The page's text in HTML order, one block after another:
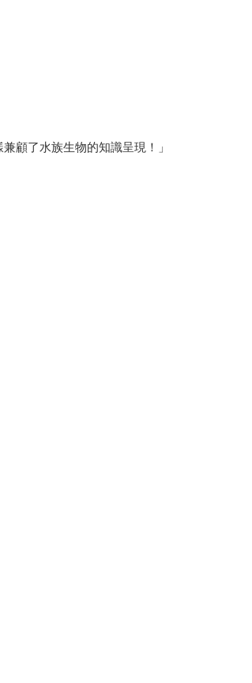
顧了水族生物的知識呈現！」